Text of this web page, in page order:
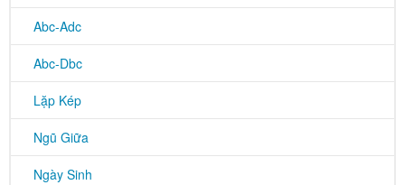
Abc-Adc
Abc-Dbc
Lặp Kép
Ngũ Giữa
Ngày Sinh